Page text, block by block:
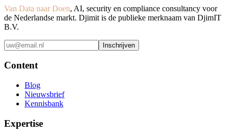
Van Data naar Doen, AI, security en compliance consultancy voor
de Nederlandse markt. Djimit is de publieke merknaam van DjimIT
B.V.
Inschrijven
Content
Blog
Nieuwsbrief
Kennisbank
Expertise